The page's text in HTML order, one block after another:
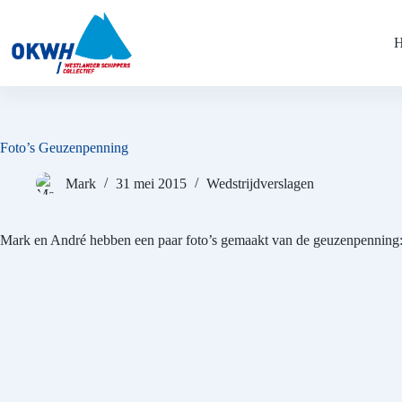
inhoud
Foto’s Geuzenpenning
Mark 31 mei 2015 Wedstrijdverslagen
Mark en André hebben een paar foto’s gemaakt van de